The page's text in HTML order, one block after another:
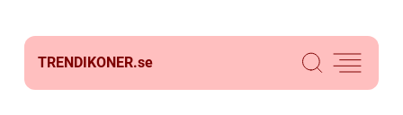
TRENDIKONER.se